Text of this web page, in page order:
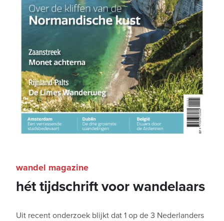
hét tijdschrift voor wandelaars
wandel magazine
Uit recent onderzoek blijkt dat 1 op de 3 Nederlanders